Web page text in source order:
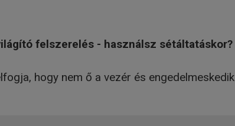
felszerelés - használsz sétáltatáskor?
hogy nem ő a vezér és engedelmeskedik